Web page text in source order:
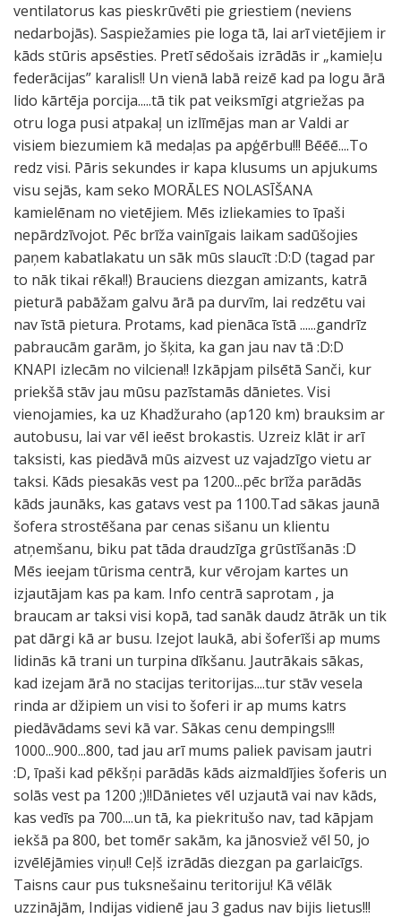
ventilatorus kas pieskrūvēti pie griestiem (neviens
nedarbojās). Saspiežamies pie loga tā, lai arī vietējiem ir
kāds stūris apsēsties. Pretī sēdošais izrādās ir „kamieļu
federācijas” karalis!! Un vienā labā reizē kad pa logu ārā
lido kārtēja porcija.....tā tik pat veiksmīgi atgriežas pa
otru loga pusi atpakaļ un izlīmējas man ar Valdi ar
visiem biezumiem kā medaļas pa apģērbu!!! Bēēē....To
redz visi. Pāris sekundes ir kapa klusums un apjukums
visu sejās, kam seko MORĀLES NOLASĪŠANA
kamielēnam no vietējiem. Mēs izliekamies to īpaši
nepārdzīvojot. Pēc brīža vainīgais laikam sadūšojies
paņem kabatlakatu un sāk mūs slaucīt :D:D (tagad par
to nāk tikai rēka!!) Brauciens diezgan amizants, katrā
pieturā pabāžam galvu ārā pa durvīm, lai redzētu vai
nav īstā pietura. Protams, kad pienāca īstā ......gandrīz
pabraucām garām, jo šķita, ka gan jau nav tā :D:D
KNAPI izlecām no vilciena!! Izkāpjam pilsētā Sanči, kur
priekšā stāv jau mūsu pazīstamās dānietes. Visi
vienojamies, ka uz Khadžuraho (ap120 km) brauksim ar
autobusu, lai var vēl ieēst brokastis. Uzreiz klāt ir arī
taksisti, kas piedāvā mūs aizvest uz vajadzīgo vietu ar
taksi. Kāds piesakās vest pa 1200...pēc brīža parādās
kāds jaunāks, kas gatavs vest pa 1100.Tad sākas jaunā
šofera strostēšana par cenas sišanu un klientu
atņemšanu, biku pat tāda draudzīga grūstīšanās :D
Mēs ieejam tūrisma centrā, kur vērojam kartes un
izjautājam kas pa kam. Info centrā saprotam , ja
braucam ar taksi visi kopā, tad sanāk daudz ātrāk un tik
pat dārgi kā ar busu. Izejot laukā, abi šoferīši ap mums
lidinās kā trani un turpina dīkšanu. Jautrākais sākas,
kad izejam ārā no stacijas teritorijas....tur stāv vesela
rinda ar džipiem un visi to šoferi ir ap mums katrs
piedāvādams sevi kā var. Sākas cenu dempings!!!
1000...900...800, tad jau arī mums paliek pavisam jautri
:D, īpaši kad pēkšņi parādās kāds aizmaldījies šoferis un
solās vest pa 1200 ;)!!Dānietes vēl uzjautā vai nav kāds,
kas vedīs pa 700....un tā, ka piekritušo nav, tad kāpjam
iekšā pa 800, bet tomēr sakām, ka jānosviež vēl 50, jo
izvēlējāmies viņu!! Ceļš izrādās diezgan pa garlaicīgs.
Taisns caur pus tuksnešainu teritoriju! Kā vēlāk
uzzinājām, Indijas vidienē jau 3 gadus nav bijis lietus!!!